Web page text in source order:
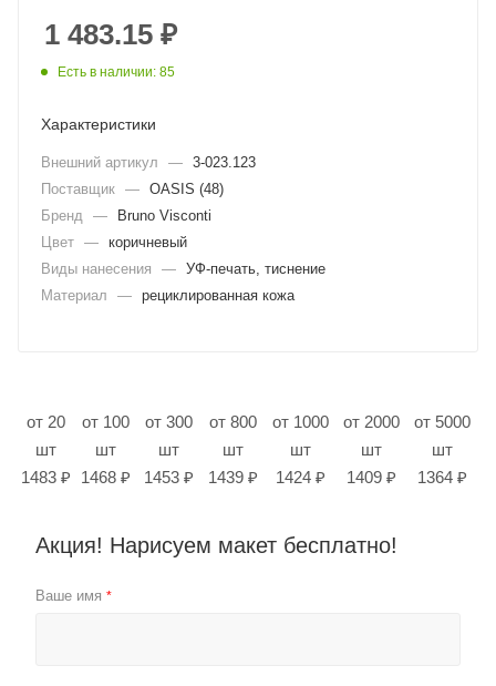
1 483.15 ₽
Есть в наличии: 85
Характеристики
Внешний артикул — 3-023.123
Поставщик — OASIS (48)
Бренд
—
Bruno Visconti
Цвет — коричневый
Виды нанесения
— УФ-печать, тиснение
Материал
— рециклированная кожа
от 20
шт
1483 ₽
от 100
шт
1468 ₽
от 300
шт
1453 ₽
от 800
шт
1439 ₽
от 1000
шт
1424 ₽
от 2000
шт
1409 ₽
от 5000
шт
1364 ₽
Акция! Нарисуем макет бесплатно!
Ваше имя *